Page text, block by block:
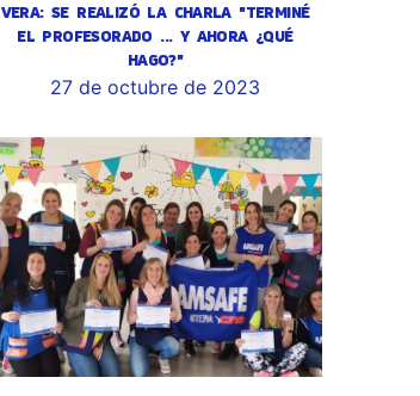
VERA: SE REALIZÓ LA CHARLA "TERMINÉ
EL PROFESORADO ... Y AHORA ¿QUÉ
HAGO?"
27 de octubre de 2023